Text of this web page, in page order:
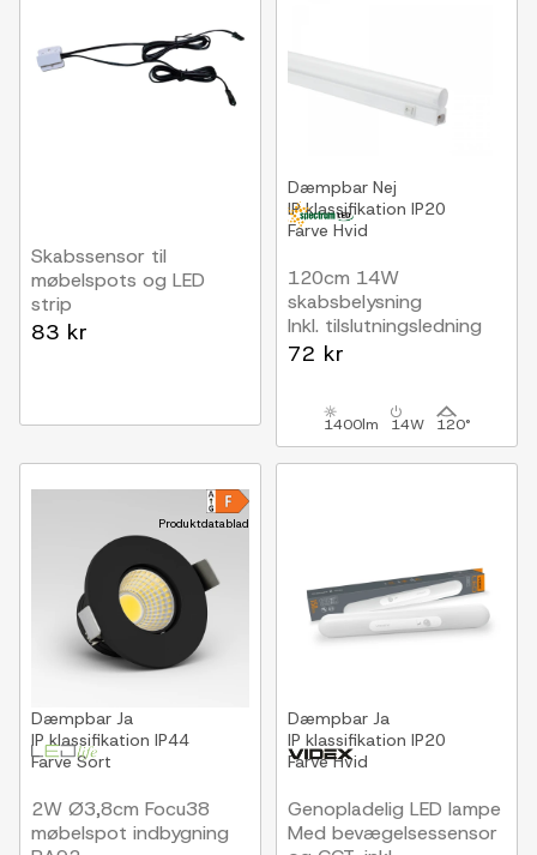
Skabssensor til
møbelspots og LED
strip
12V (60W), 24V
83 kr
Dæmpbar Nej
IP klassifikation IP20
Farve Hvid
120cm 14W
skabsbelysning
Inkl. tilslutningsledning
72 kr
1400lm 14W 120°
Produktdatablad
Dæmpbar Ja
IP klassifikation IP44
FarveSort
2W Ø3,8cm Focu38
møbelspot indbygning
Dæmpbar Ja
IP klassifikation IP20
FarveHvid
Genopladelig LED lampe
Med bevægelsessensor